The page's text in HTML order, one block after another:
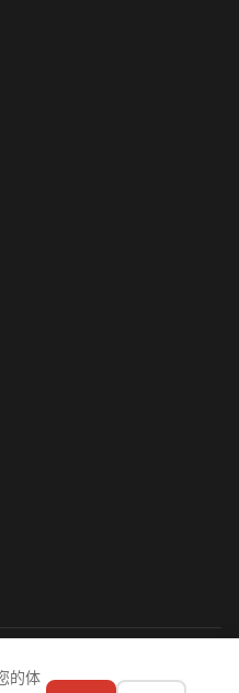
技有限责任公司
的体